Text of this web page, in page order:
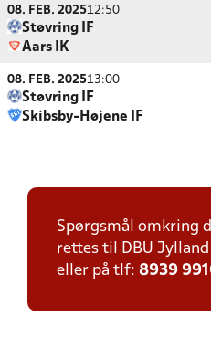
08. FEB. 202512:50
Støvring IF
Aars IK
08. FEB. 202513:00
Støvring IF
Skibsby-Højene IF
Spørgsmål omkring
rettes til DBU Jylland
eller på tlf: 8939